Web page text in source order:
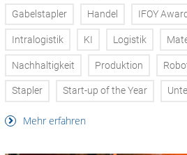
Gabelstapler Handel IFOY Award
Intralogistik KI Logistik
Nachhaltigkeit Produktion
Stapler Start-up of the Year
Mehr erfahren